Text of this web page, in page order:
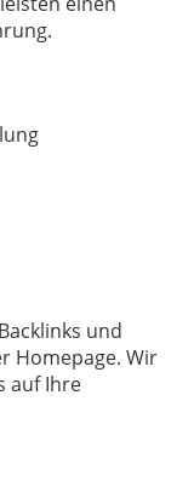
und
Homepage. Wir
auf Ihre